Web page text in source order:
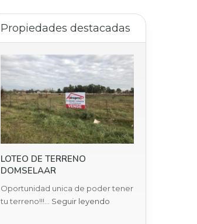
Propiedades destacadas
LOTEO DE TERRENO
DOMSELAAR
Oportunidad unica de poder tener
tu terreno!!!… Seguir leyendo